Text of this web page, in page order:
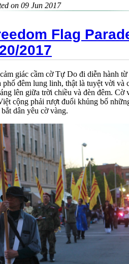
on 09 Jun 2017
Flag
2017
giác cầm cờ Tự Do đi diễn hành
phố đêm lung linh, thật là tuyệt vời và
lên giữa trời chiều và đèn đêm. Cờ
cộng phải rượt đuổi khủng bố
dân yêu cờ vàng.